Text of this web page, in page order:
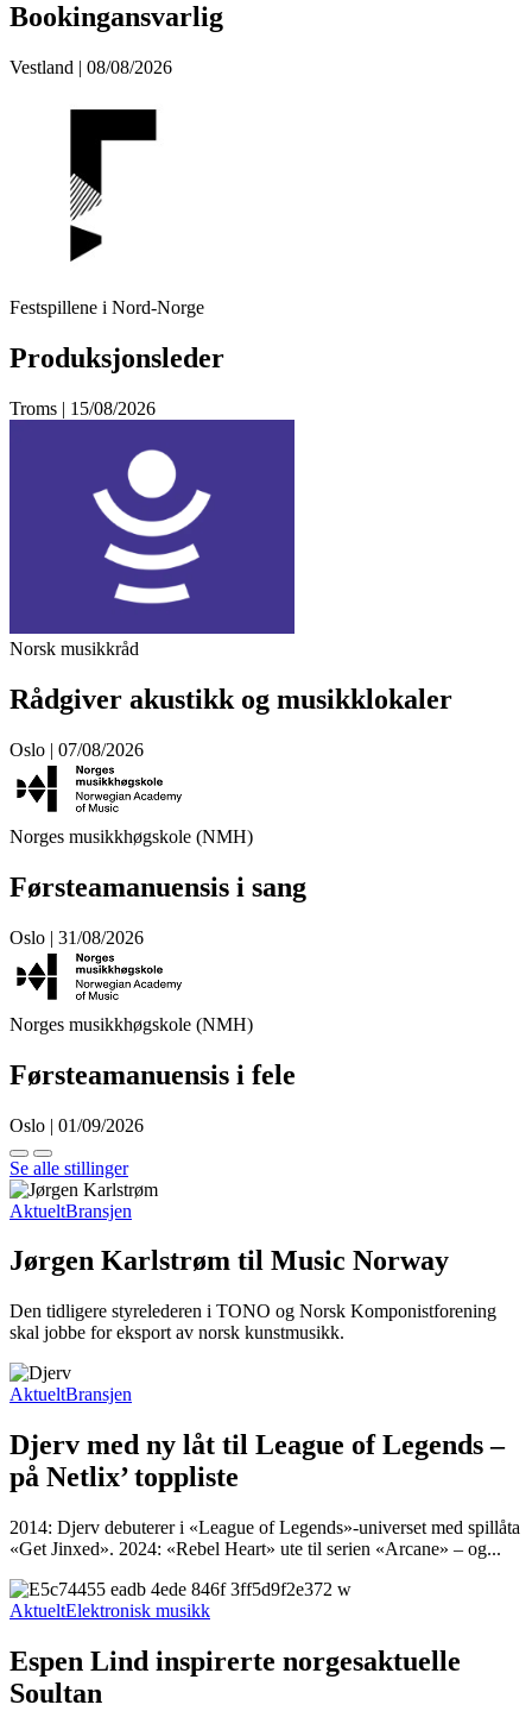
Bookingansvarlig
Vestland | 08/08/2026
Festspillene i Nord-Norge
Produksjonsleder
Troms | 15/08/2026
Norsk musikkråd
Rådgiver akustikk og musikklokaler
Oslo | 07/08/2026
Norges musikkhøgskole (NMH)
Førsteamanuensis i sang
Oslo | 31/08/2026
Norges musikkhøgskole (NMH)
Førsteamanuensis i fele
Oslo | 01/09/2026
Se alle stillinger
AktueltBransjen
Jørgen Karlstrøm til Music Norway
Den tidligere styrelederen i TONO og Norsk Komponistforening
skal jobbe for eksport av norsk kunstmusikk.
AktueltBransjen
Djerv med ny låt til League of Legends –
på Netlix’ toppliste
2014: Djerv debuterer i «League of Legends»-universet med spillåta
«Get Jinxed». 2024: «Rebel Heart» ute til serien «Arcane» – og...
AktueltElektronisk musikk
Espen Lind inspirerte norgesaktuelle
Soultan